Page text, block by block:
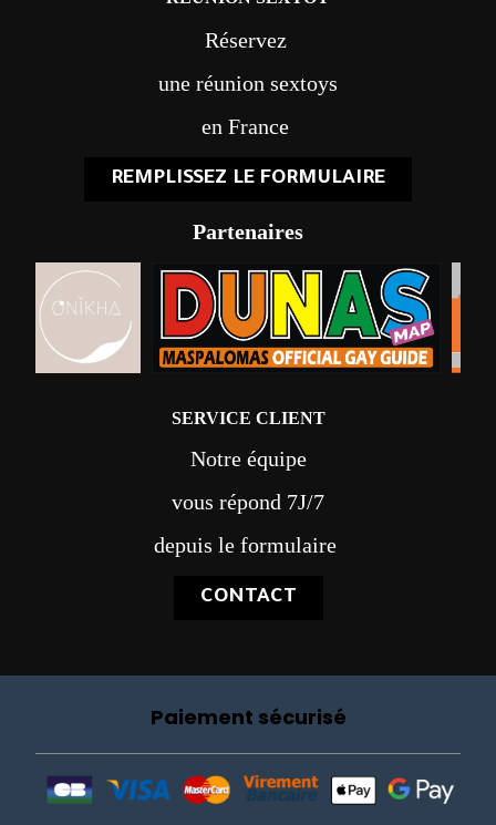
Réservez
une réunion sextoys
en France
REMPLISSEZ LE FORMULAIRE
Partenaires
SERVICE CLIENT
Notre équipe
vous répond 7J/7
depuis le formulaire
CONTACT
Paiement sécurisé